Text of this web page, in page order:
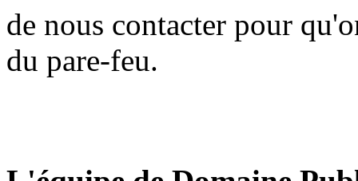
de nous contacter pour
du pare-feu.